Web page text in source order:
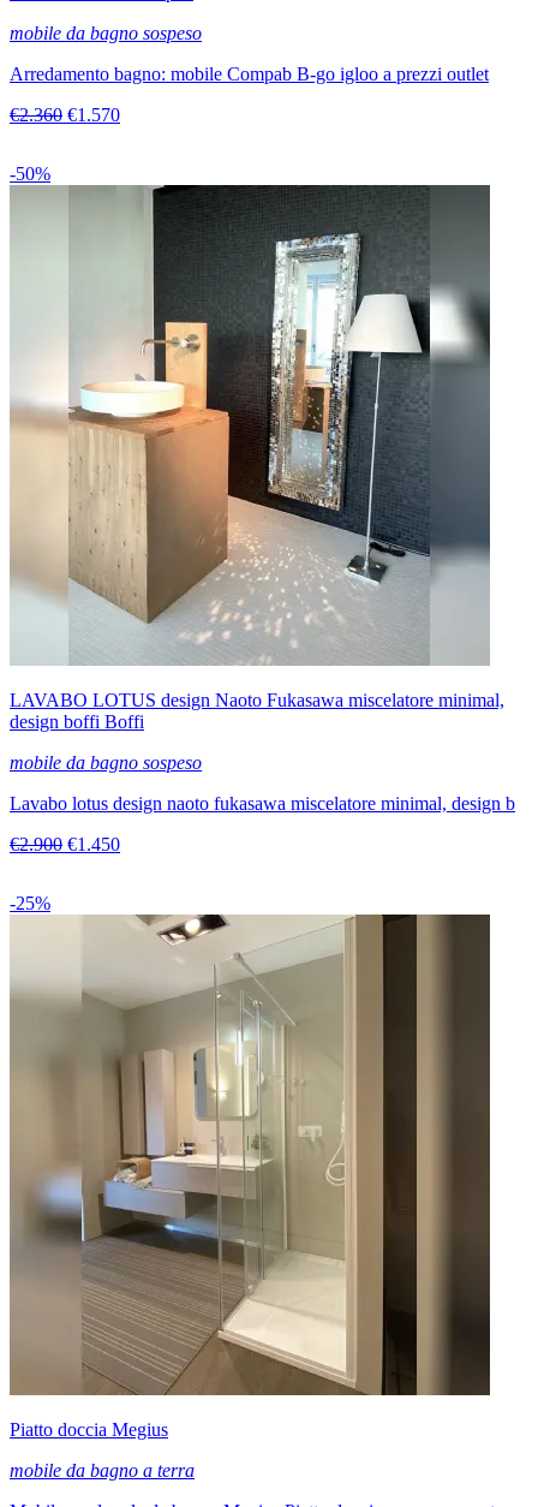
mobile da bagno sospeso
Arredamento bagno: mobile Compab B-go igloo a prezzi outlet
€2.360 €1.570
-50%
LAVABO LOTUS design Naoto Fukasawa miscelatore minimal,
design boffi Boffi
mobile da bagno sospeso
Lavabo lotus design naoto fukasawa miscelatore minimal, design b
€2.900 €1.450
-25%
Piatto doccia Megius
mobile da bagno a terra